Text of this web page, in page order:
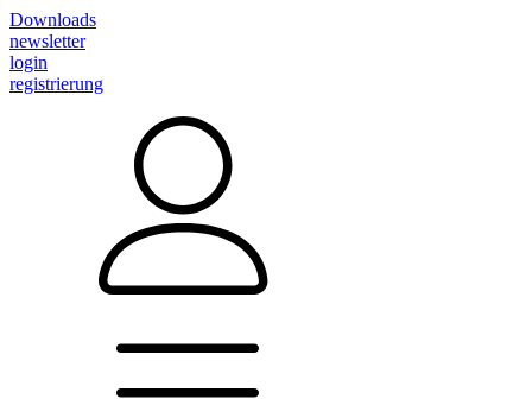
Downloads
newsletter
login
registrierung